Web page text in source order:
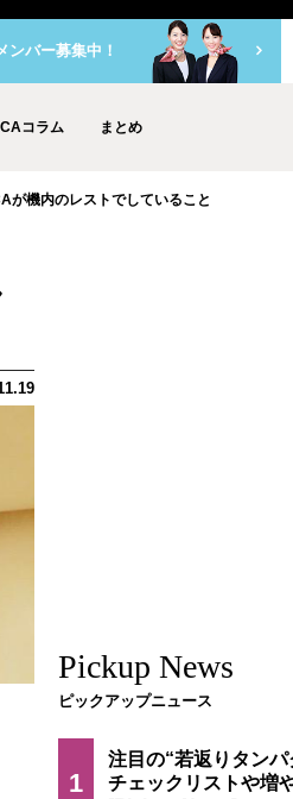
CAコラム まとめ
ンバー募集中！
が機内のレストでしていること
Pickup News
ピックアップニュース
1
注目の“若返りタン
チェックリストや増